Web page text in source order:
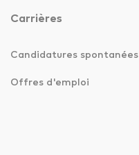
Carrières
Candidatures spontanées
Offres d'emploi